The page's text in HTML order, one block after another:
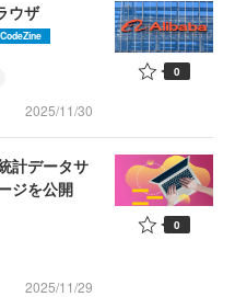
ウザ
CodeZine
2025/11/30
0
計データサ
ジを公開
2025/11/29
0